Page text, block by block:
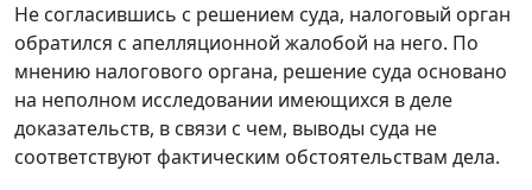
Не согласившись с решением суда, налоговый орган
обратился с апелляционной жалобой на него. По
мнению налогового органа, решение суда основано
на неполном исследовании имеющихся в деле
доказательств, в связи с чем, выводы суда не
соответствуют фактическим обстоятельствам дела.